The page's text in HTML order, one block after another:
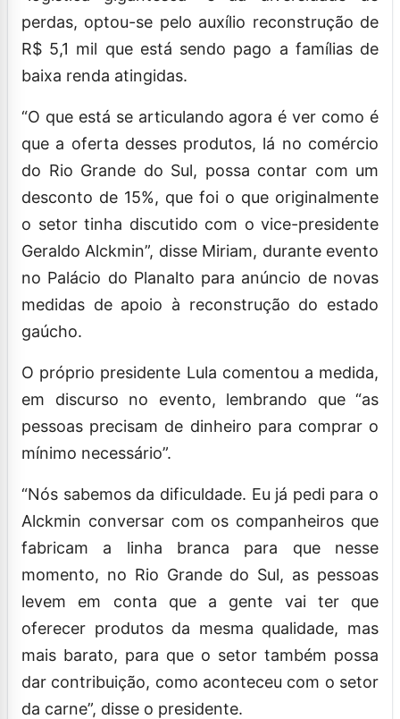
perdas, optou-se pelo auxílio reconstrução de
R$ 5,1 mil que está sendo pago a famílias de
baixa renda atingidas.
“O que está se articulando agora é ver como é
que a oferta desses produtos, lá no comércio
do Rio Grande do Sul, possa contar com um
desconto de 15%, que foi o que originalmente
o setor tinha discutido com o vice-presidente
Geraldo Alckmin”, disse Miriam, durante evento
no Palácio do Planalto para anúncio de novas
medidas de apoio à reconstrução do estado
gaúcho.
O próprio presidente Lula comentou a medida,
em discurso no evento, lembrando que “as
pessoas precisam de dinheiro para comprar o
mínimo necessário”.
“Nós sabemos da dificuldade. Eu já pedi para o
Alckmin conversar com os companheiros que
fabricam a linha branca para que nesse
momento, no Rio Grande do Sul, as pessoas
levem em conta que a gente vai ter que
oferecer produtos da mesma qualidade, mas
mais barato, para que o setor também possa
dar contribuição, como aconteceu com o setor
da carne”, disse o presidente.